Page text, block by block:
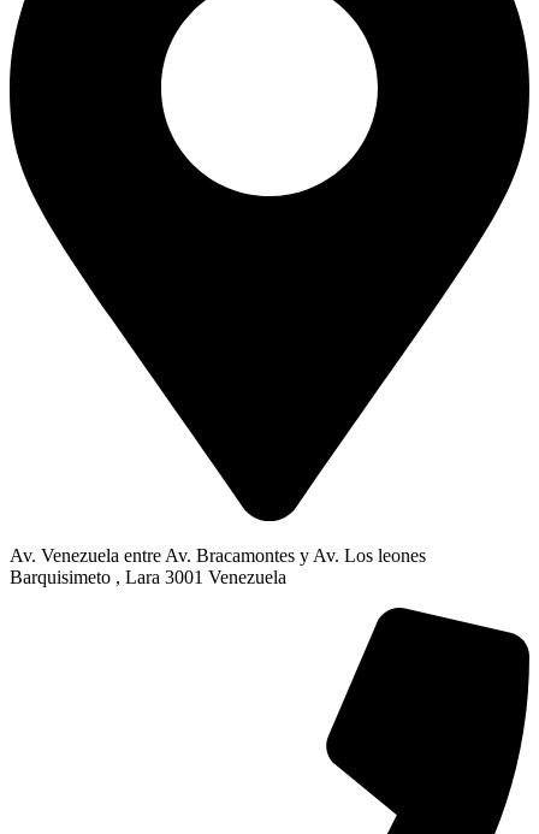
Av. Venezuela entre Av. Bracamontes y Av. Los leones
Barquisimeto , Lara 3001 Venezuela